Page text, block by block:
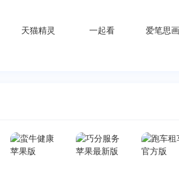
天猫精灵 一起看 爱笔思